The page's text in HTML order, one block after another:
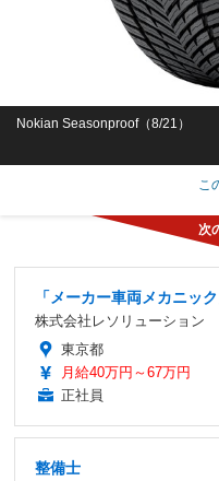
Nokian Seasonproof（8/21）
こ
「メーカー車両メカニッ
株式会社レソリューション
東京都
月給40万円～67万円
正社員
整備士